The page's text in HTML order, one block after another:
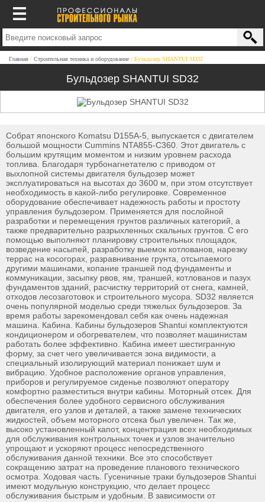
Главная Строительная техника и оборудование Бульдозер SHANTUI SD32
Бульдозер SHANTUI SD32
Cобрат японского Komatsu D155A-5, выпускается с двигателем
большой мощности Cummins NTA855-C360. Этот двигатель с
большим крутящим моментом и низким уровнем расхода
топлива. Благодаря турбонагнетателю с приводом от
выхлопной системы двигателя бульдозер может
эксплуатироваться на высотах до 3600 м, при этом отсутствует
необходимость в какой-либо регулировке. Современное
оборудование обеспечивает надежность работы и простоту
управления бульдозером. Применяется для послойной
разработки и перемещения грунтов различных категорий, а
также предварительно разрыхленных скальных грунтов. С его
помощью выполняют планировку строительных площадок,
возведение насыпей, разработку выемок котлованов, нарезку
террас на косогорах, разравнивание грунта, отсыпаемого
другими машинами, копание траншей под фундаменты и
коммуникации, засыпку рвов, ям, траншей, котлованов и пазух
фундаментов зданий, расчистку территорий от снега, камней,
отходов лесозаготовок и строительного мусора. SD32 является
очень популярной моделью среди тяжелых бульдозеров. За
время работы зарекомендовал себя как очень надежная
машина. Кабина. Кабины бульдозеров Shantui комплектуются
кондиционером и обогревателем, что позволяет машинистам
работать более эффективно. Кабина имеет шестигранную
форму, за счет чего увеличивается зона видимости, а
специальный изолирующий материал понижает шум и
вибрацию. Удобное расположение органов управления,
приборов и регулируемое сиденье позволяют оператору
комфортно разместиться внутри кабины. Моторный отсек. Для
обеспечения более удобного сервисного обслуживания
двигателя, его узлов и деталей, а также замене технических
жидкостей, объем моторного отсека был увеличен. Так же,
высоко установленный капот, концентрация всех необходимых
для обслуживания контрольных точек и узлов значительно
упрощают и ускоряют процесс непосредственного
обслуживания данной техники. Все это способствует
сокращению затрат на проведение планового технического
осмотра. Ходовая часть. Гусеничные траки бульдозеров Shantui
имеют модульную конструкцию, что делает процесс
обслуживания быстрым и удобным. В зависимости от